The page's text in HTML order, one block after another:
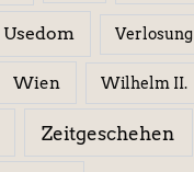
Usedom Verlosung
Wien Wilhelm II.
Zeitgeschehen